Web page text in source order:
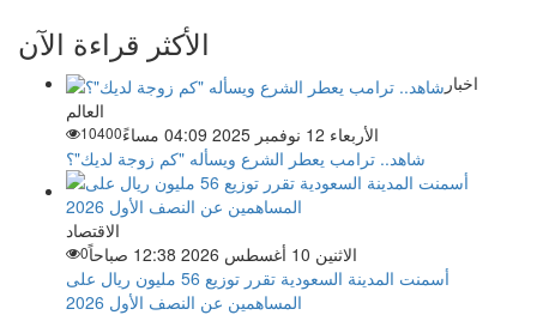
الأكثر قراءة الآن
اخبار
العالم
الأربعاء 12 نوفمبر 2025 04:09 مساءً
10400
شاهد.. ترامب يعطر الشرع ويسأله "كم زوجة لديك"؟
الاقتصاد
الاثنين 10 أغسطس 2026 12:38 صباحاً
0
أسمنت المدينة السعودية تقرر توزيع 56 مليون ريال على
المساهمين عن النصف الأول 2026